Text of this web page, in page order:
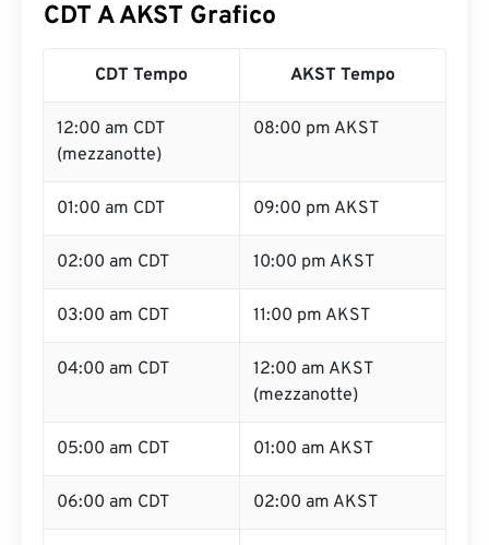
CDT A AKST Grafico
CDT Tempo AKST Tempo
12:00 am CDT
(mezzanotte)
08:00 pm AKST
01:00 am CDT 09:00 pm AKST
02:00 am CDT 10:00 pm AKST
03:00 am CDT 11:00 pm AKST
04:00 am CDT
12:00 am AKST
(mezzanotte)
05:00 am CDT 01:00 am AKST
06:00 am CDT 02:00 am AKST